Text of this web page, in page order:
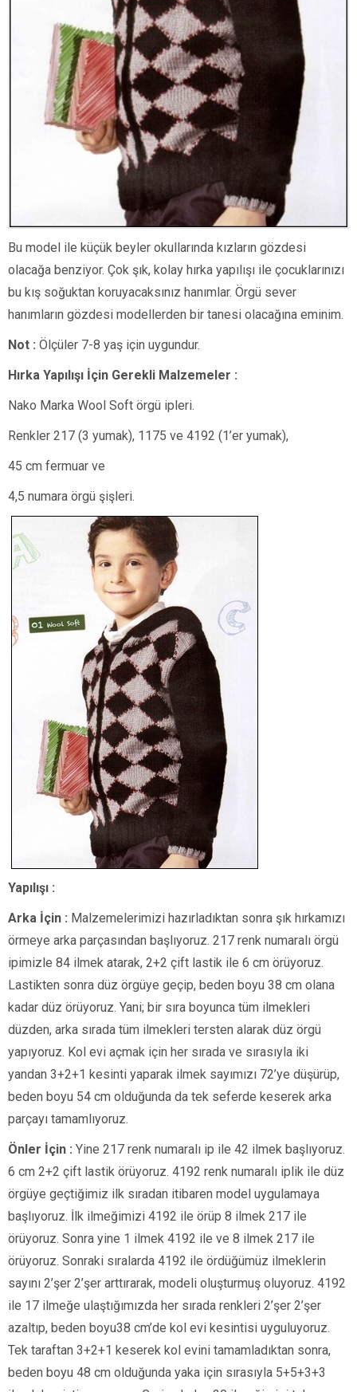
Bu model ile küçük beyler okullarında kızların gözdesi
olacağa benziyor. Çok şık, kolay hırka yapılışı ile çocuklarınızı
bu kış soğuktan koruyacaksınız hanımlar. Örgü sever
hanımların gözdesi modellerden bir tanesi olacağına eminim.
Not : Ölçüler 7-8 yaş için uygundur.
Hırka Yapılışı İçin Gerekli Malzemeler :
Nako Marka Wool Soft örgü ipleri.
Renkler 217 (3 yumak), 1175 ve 4192 (1’er yumak),
45 cm fermuar ve
4,5 numara örgü şişleri.
Yapılışı :
Arka İçin : Malzemelerimizi hazırladıktan sonra şık hırkamızı
örmeye arka parçasından başlıyoruz. 217 renk numaralı örgü
ipimizle 84 ilmek atarak, 2+2 çift lastik ile 6 cm örüyoruz.
Lastikten sonra düz örgüye geçip, beden boyu 38 cm olana
kadar düz örüyoruz. Yani; bir sıra boyunca tüm ilmekleri
düzden, arka sırada tüm ilmekleri tersten alarak düz örgü
yapıyoruz. Kol evi açmak için her sırada ve sırasıyla iki
yandan 3+2+1 kesinti yaparak ilmek sayımızı 72’ye düşürüp,
beden boyu 54 cm olduğunda da tek seferde keserek arka
parçayı tamamlıyoruz.
Önler İçin : Yine 217 renk numaralı ip ile 42 ilmek başlıyoruz.
6 cm 2+2 çift lastik örüyoruz. 4192 renk numaralı iplik ile düz
örgüye geçtiğimiz ilk sıradan itibaren model uygulamaya
başlıyoruz. İlk ilmeğimizi 4192 ile örüp 8 ilmek 217 ile
örüyoruz. Sonra yine 1 ilmek 4192 ile ve 8 ilmek 217 ile
örüyoruz. Sonraki sıralarda 4192 ile ördüğümüz ilmeklerin
sayını 2’şer 2’şer arttırarak, modeli oluşturmuş oluyoruz. 4192
ile 17 ilmeğe ulaştığımızda her sırada renkleri 2’şer 2’şer
azaltıp, beden boyu38 cm’de kol evi kesintisi uyguluyoruz.
Tek taraftan 3+2+1 keserek kol evini tamamladıktan sonra,
beden boyu 48 cm olduğunda yaka için sırasıyla 5+5+3+3